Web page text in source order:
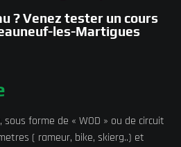
? Venez tester un cours
les-Martigues
forme de « WOD » ou de circuit
( rameur, bike, skierg..) et